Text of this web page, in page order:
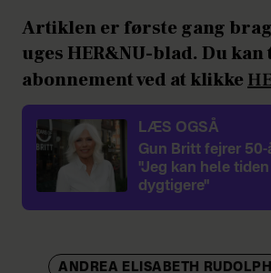
Artiklen er første gang
uges HER&NU-blad. Du kan
abonnement ved at klikke
LÆS OGSÅ
Gun Britt fejrer
"Jeg kan hele
dygtigere"
ANDREA ELISABETH RUDOLPH